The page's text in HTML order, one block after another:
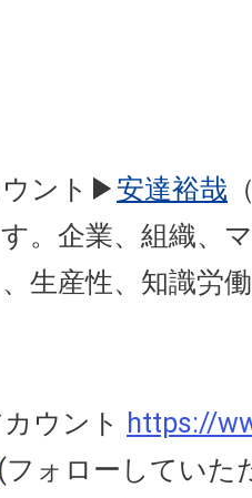
ウント▶ 安達裕哉
。企業、組織、
生産性、知識労
ウント https://
(フォローしていた